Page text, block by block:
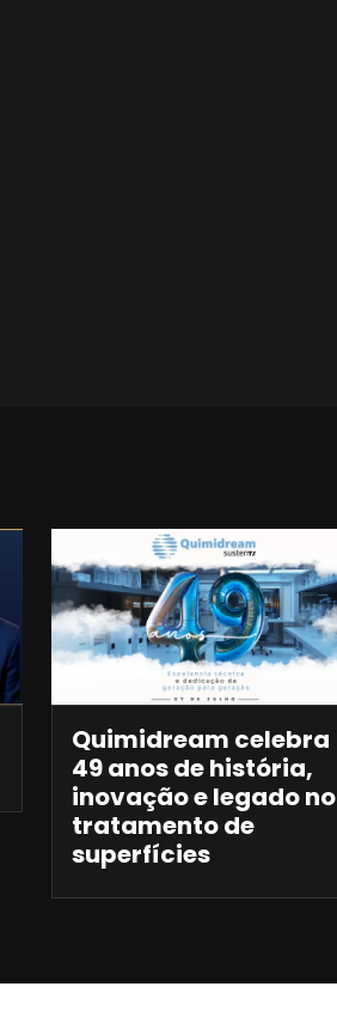
Quimidream celebra
49 anos de história,
inovação e legado no
tratamento de
superfícies